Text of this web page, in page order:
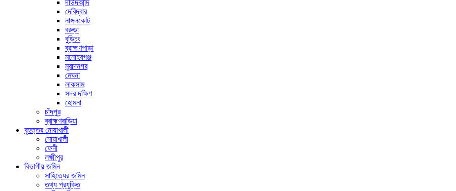
দাউদকান্দি
দেবিদ্বার
নাঙ্গলকোট
বরুড়া
বুড়িচং
ব্রাহ্মণপাড়া
মনোহরগঞ্জ
মুরাদনগর
মেঘনা
লাকসাম
সদর দক্ষিণ
হোমনা
চাঁদপুর
ব্রাহ্মণবাড়িয়া
বৃহত্তর নোয়াখালী
নোয়াখালী
ফেনী
লক্ষ্মীপুর
বিভাগীয় জমিন
সাহিত্যের জমিন
তথ্য প্রযুক্তি